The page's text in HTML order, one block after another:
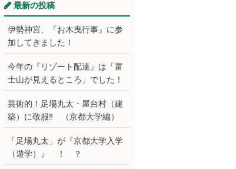
最新の投稿
伊勢神宮、『お木曳行事』に参
加してきました！
今年の『リゾート配達』は「富
士山が見えるところ」でした！
芸術的！足場丸太・屋台村（建
築）に敬服‼ （京都大学編）
「足場丸太」が『京都大学入学
（遊学）』 ！ ？